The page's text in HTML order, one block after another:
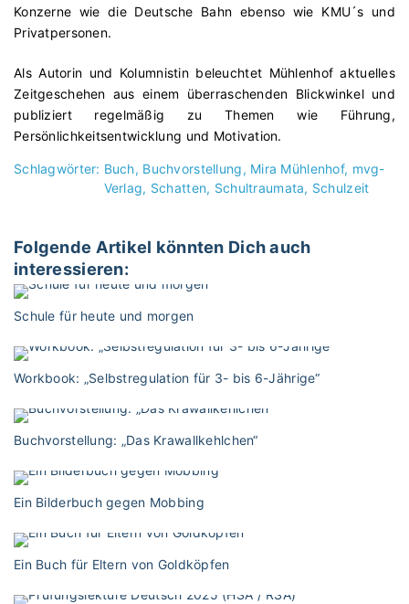
Konzerne wie die Deutsche Bahn ebenso wie KMU´s und
Privatpersonen.
Als Autorin und Kolumnistin beleuchtet Mühlenhof aktuelles
Zeitgeschehen aus einem überraschenden Blickwinkel und
publiziert regelmäßig zu Themen wie Führung,
Persönlichkeitsentwicklung und Motivation.
Schlagwörter: Buch Buchvorstellung Mira Mühlenhof mvg-
Verlag
Schatten Schultraumata Schulzeit
Folgende Artikel könnten Dich auch
interessieren:
Schule für heute und morgen
Workbook: „Selbstregulation für 3- bis 6-Jährige“
Buchvorstellung: „Das Krawallkehlchen“
Ein Bilderbuch gegen Mobbing
Ein Buch für Eltern von Goldköpfen